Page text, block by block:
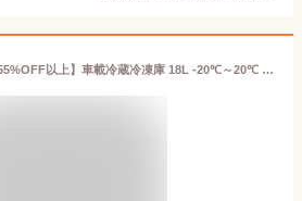
【本体+充電器】【55%OFF以上】車載冷蔵冷凍庫 18L -20℃～20℃ 急速冷凍 2WAY電源対応 DC12V24V/AC100V 車載家庭両用 静音 ポータブル冷蔵庫 取扱説明書付き